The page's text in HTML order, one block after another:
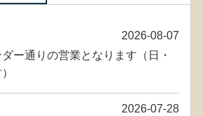
2026-08-07
ー通りの営業となります（日・
2026-07-28